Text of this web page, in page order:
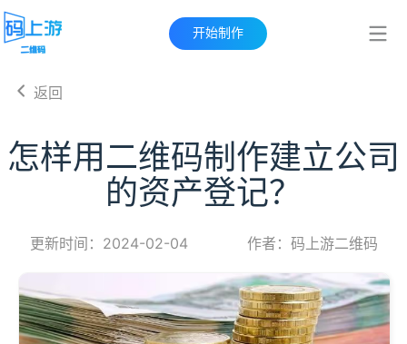
开始制作
返回
怎样用二维码制作建立公司
的资产登记？
更新时间：2024-02-04 作者：码上游二维码